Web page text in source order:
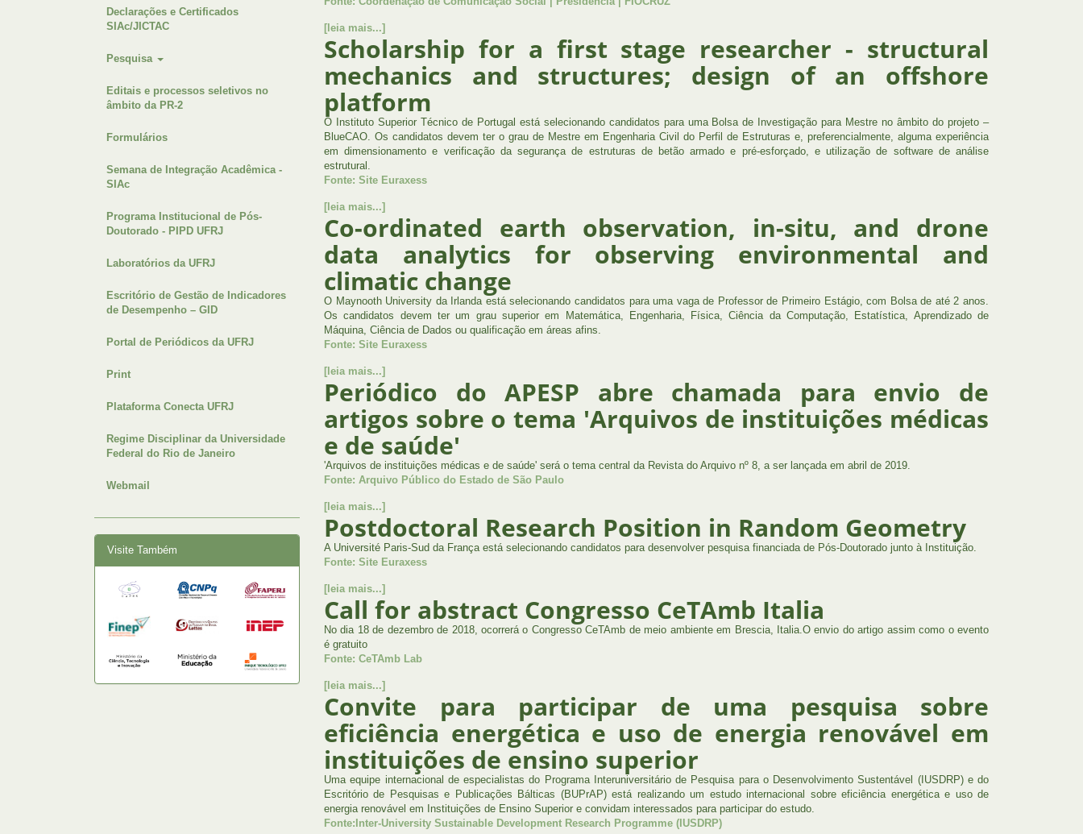
Declarações e Certificados
SIAc/JICTAC
Pesquisa
Editais e processos seletivos no
âmbito da PR-2
Formulários
Semana de Integração Acadêmica -
SIAc
Programa Institucional de Pós-
Doutorado - PIPD UFRJ
Laboratórios da UFRJ
Escritório de Gestão de Indicadores
de Desempenho – GID
Portal de Periódicos da UFRJ
Print
Plataforma Conecta UFRJ
Regime Disciplinar da Universidade
Federal do Rio de Janeiro
Webmail
Visite Também
[leia mais...]
Scholarship for a first stage researcher - structural
mechanics and structures; design of an offshore
platform
O Instituto Superior Técnico de Portugal está selecionando candidatos para uma Bolsa de Investigação para Mestre no âmbito do projeto –
BlueCAO. Os candidatos devem ter o grau de Mestre em Engenharia Civil do Perfil de Estruturas e, preferencialmente, alguma experiência
em dimensionamento e verificação da segurança de estruturas de betão armado e pré-esforçado, e utilização de software de análise
estrutural.
Fonte: Site Euraxess
[leia mais...]
Co-ordinated earth observation, in-situ, and drone
data analytics for observing environmental and
climatic change
O Maynooth University da Irlanda está selecionando candidatos para uma vaga de Professor de Primeiro Estágio, com Bolsa de até 2 anos.
Os candidatos devem ter um grau superior em Matemática, Engenharia, Física, Ciência da Computação, Estatística, Aprendizado de
Máquina, Ciência de Dados ou qualificação em áreas afins.
Fonte: Site Euraxess
[leia mais...]
Periódico do APESP abre chamada para envio de
artigos sobre o tema 'Arquivos de instituições médicas
e de saúde'
'Arquivos de instituições médicas e de saúde' será o tema central da Revista do Arquivo nº 8, a ser lançada em abril de 2019.
Fonte: Arquivo Público do Estado de São Paulo
[leia mais...]
Postdoctoral Research Position in Random Geometry
A Université Paris-Sud da França está selecionando candidatos para desenvolver pesquisa financiada de Pós-Doutorado junto à Instituição.
Fonte: Site Euraxess
[leia mais...]
Call for abstract Congresso CeTAmb Italia
No dia 18 de dezembro de 2018, ocorrerá o Congresso CeTAmb de meio ambiente em Brescia, Italia.O envio do artigo assim como o evento
é gratuito
Fonte: CeTAmb Lab
[leia mais...]
Convite para participar de uma pesquisa sobre
eficiência energética e uso de energia renovável em
instituições de ensino superior
Uma equipe internacional de especialistas do Programa Interuniversitário de Pesquisa para o Desenvolvimento Sustentável (IUSDRP) e do
Escritório de Pesquisas e Publicações Bálticas (BUPrAP) está realizando um estudo internacional sobre eficiência energética e uso de
energia renovável em Instituições de Ensino Superior e convidam interessados para participar do estudo.
Fonte:Inter-University Sustainable Development Research Programme (IUSDRP)